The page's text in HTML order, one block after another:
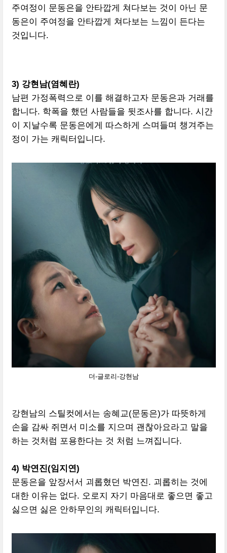
주여정이 문동은을 안타깝게 쳐다보는 것이 아닌 문
동은이 주여정을 안타깝게 쳐다보는 느낌이 든다는
것입니다.
3) 강현남(염혜란)
남편 가정폭력으로 이를 해결하고자 문동은과 거래를
합니다. 학폭을 했던 사람들을 뒷조사를 합니다. 시간
이 지날수록 문동은에게 따스하게 스며들며 챙겨주는
정이 가는 캐릭터입니다.
더-글로리-강현남
강현남의 스틸컷에서는 송혜교(문동은)가 따뜻하게
손을 감싸 쥐면서 미소를 지으며 괜찮아요라고 말을
하는 것처럼 포용한다는 것 처럼 느껴집니다.
4) 박연진(임지연)
문동은을 앞장서서 괴롭혔던 박연진. 괴롭히는 것에
대한 이유는 없다. 오로지 자기 마음대로 좋으면 좋고
싫으면 싫은 안하무인의 캐릭터입니다.